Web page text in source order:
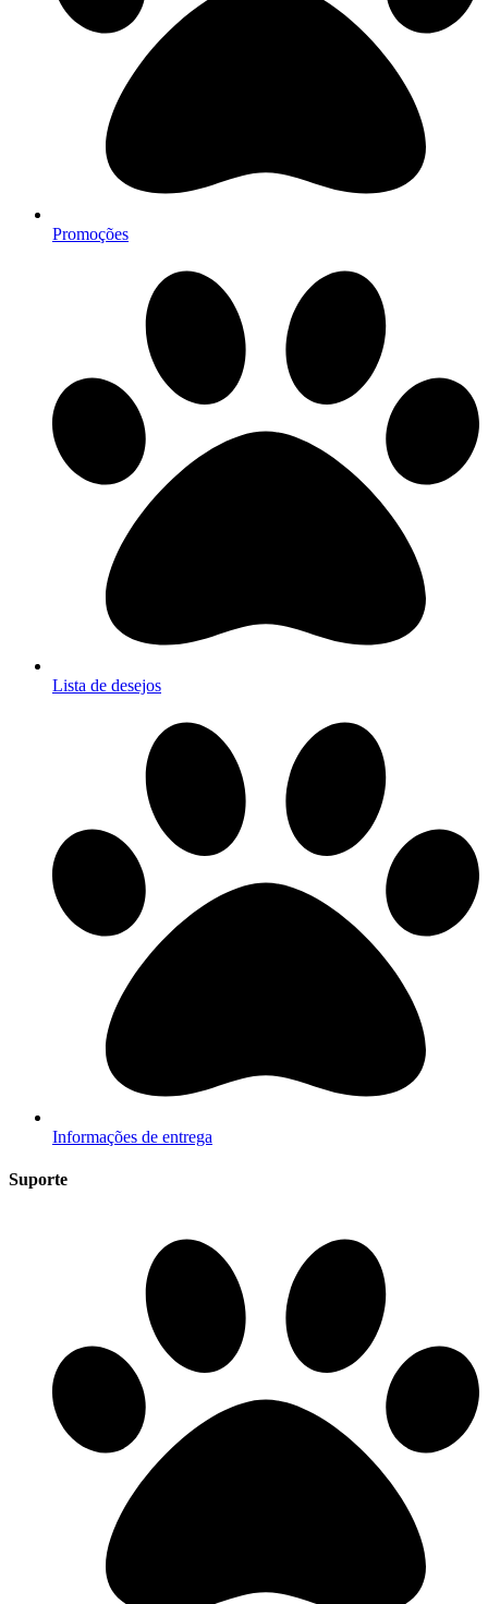
Promoções
Lista de desejos
Informações de entrega
Suporte